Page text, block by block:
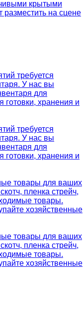
крытыми
на сцене
требуется
У нас вы
для
готовки, хранения и
требуется
У нас вы
для
готовки, хранения и
товары для ваших
пленка стрейч,
товары.
хозяйственные
товары для ваших
пленка стрейч,
товары.
хозяйственные